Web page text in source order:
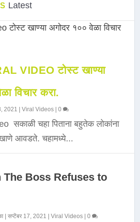
Latest
VIDEO टोस्ट खाण्या
विचार करा.
2021 |Viral Videos |0
सकाळी चहा पिताना बहुतेक लोकांना
खाणे आवडते. चहामध्ये...
The Boss Refuses to
|सप्टेंबर 17, 2021 |Viral Videos |0